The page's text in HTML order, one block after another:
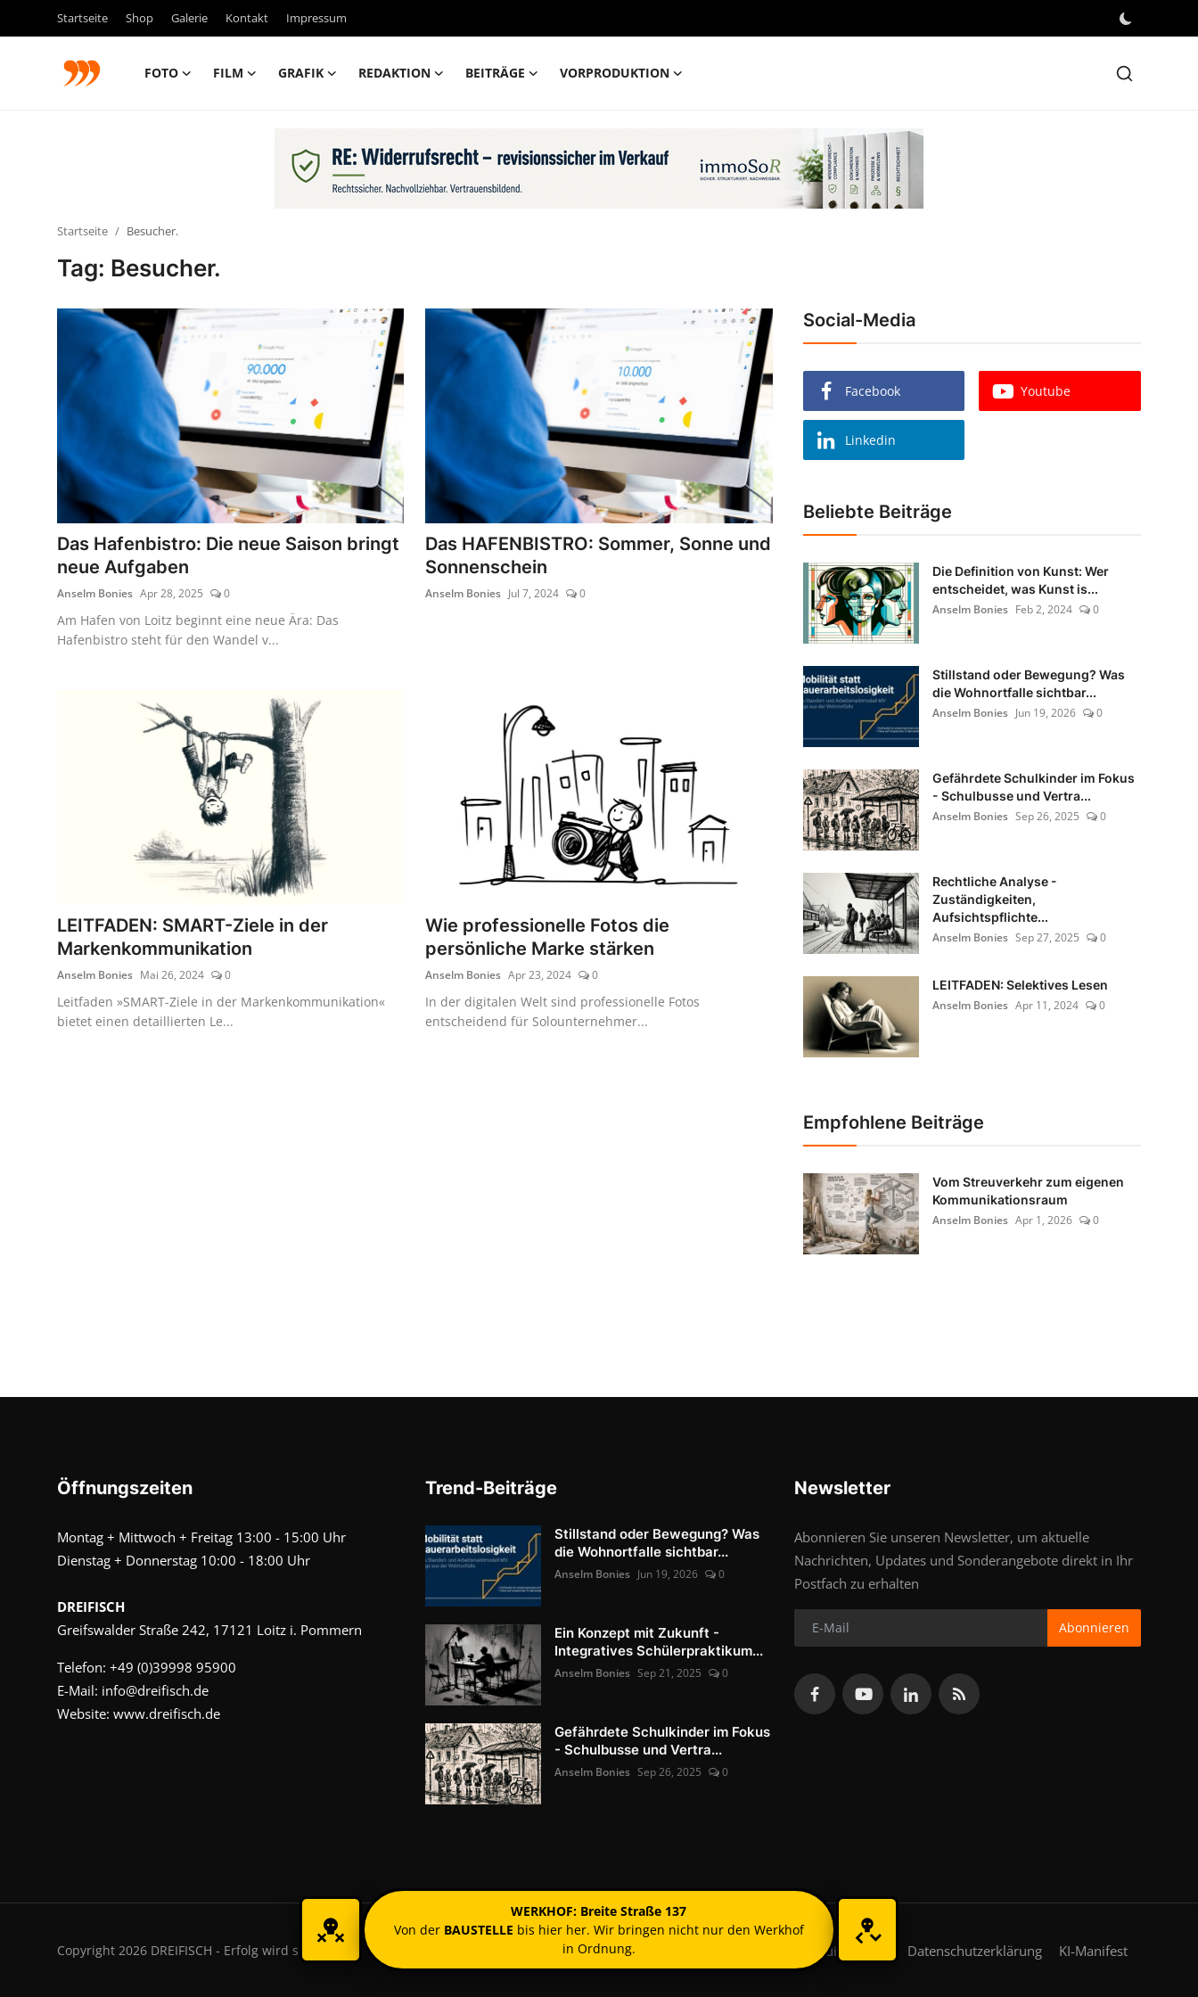
Startseite Shop Galerie Kontakt Impressum
FOTO FILM GRAFIK REDAKTION BEITRÄGE VORPRODUKTION
Vorproduktion
Startseite Besucher.
Tag: Besucher.
Das Hafenbistro: Die neue Saison bringt
neue Aufgaben
Anselm Bonies Apr 28, 2025 0
Am Hafen von Loitz beginnt eine neue Ära: Das
Hafenbistro steht für den Wandel v...
Das HAFENBISTRO: Sommer, Sonne und
Sonnenschein
Anselm Bonies Jul 7, 2024 0
LEITFADEN: SMART-Ziele in der
Markenkommunikation
Anselm Bonies Mai 26, 2024 0
Leitfaden »SMART-Ziele in der Markenkommunikation«
bietet einen detaillierten Le...
Wie professionelle Fotos die
persönliche Marke stärken
Anselm Bonies Apr 23, 2024 0
In der digitalen Welt sind professionelle Fotos
entscheidend für Solounternehmer...
Social-Media
Facebook Youtube
Linkedin
Beliebte Beiträge
Die Definition von Kunst: Wer
entscheidet, was Kunst is...
Anselm Bonies Feb 2, 2024 0
Stillstand oder Bewegung? Was
die Wohnortfalle sichtbar...
Anselm Bonies Jun 19, 2026 0
Gefährdete Schulkinder im Fokus
- Schulbusse und Vertra...
Anselm Bonies Sep 26, 2025 0
Rechtliche Analyse -
Zuständigkeiten,
Aufsichtspflichte...
Anselm Bonies Sep 27, 2025 0
LEITFADEN: Selektives Lesen
Anselm Bonies Apr 11, 2024 0
Empfohlene Beiträge
Vom Streuverkehr zum eigenen
Kommunikationsraum
Anselm Bonies Apr 1, 2026 0
Öffnungszeiten
Montag + Mittwoch + Freitag 13:00 - 15:00 Uhr
Dienstag + Donnerstag 10:00 - 18:00 Uhr
DREIFISCH
Greifswalder Straße 242, 17121 Loitz i. Pommern
Telefon: +49 (0)39998 95900
E-Mail: info@dreifisch.de
Website: www.dreifisch.de
Trend-Beiträge
Stillstand oder Bewegung? Was
die Wohnortfalle sichtbar...
Anselm Bonies Jun 19, 2026 0
Ein Konzept mit Zukunft -
Integratives Schülerpraktikum...
Anselm Bonies Sep 21, 2025 0
Gefährdete Schulkinder im Fokus
- Schulbusse und Vertra...
Anselm Bonies Sep 26, 2025 0
Newsletter
Abonnieren Sie unseren Newsletter, um aktuelle
Nachrichten, Updates und Sonderangebote direkt in Ihr
Postfach zu erhalten
Abonnieren
Copyright 2026 DREIFISCH - Erfolg wird sichtbar. Nutzungsbedingungen Datenschutzerklärung KI-Manifest
WERKHOF: Breite Straße 137
Von der BAUSTELLE bis hier her. Wir bringen nicht nur den Werkhof
in Ordnung.